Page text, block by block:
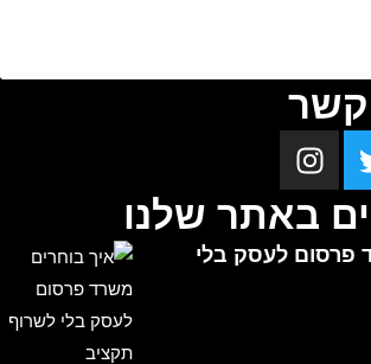
קשר
באתר שלנו
פרסום לעסק בלי